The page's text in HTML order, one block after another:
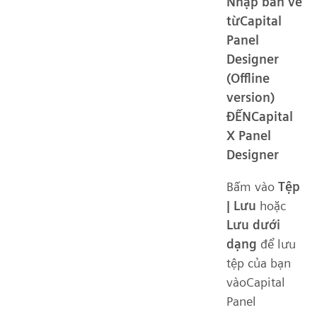
từCapital
Panel
Designer
(Offline
version)
ĐẾNCapital
X Panel
Designer
Bấm vào Tệp
| Lưu hoặc
Lưu dưới
dạng để lưu
tệp của bạn
vàoCapital
Panel